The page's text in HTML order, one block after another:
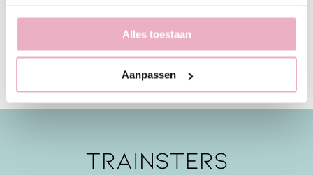
Alles toestaan
Aanpassen
TRAINSTERS